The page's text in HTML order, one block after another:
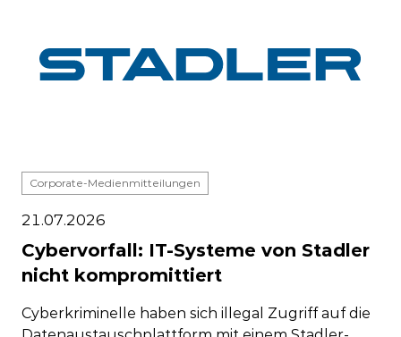
Corporate-Medienmitteilungen
21.07.2026
Cybervorfall: IT-Systeme von Stadler
nicht kompromittiert
Cyberkriminelle haben sich illegal Zugriff auf die